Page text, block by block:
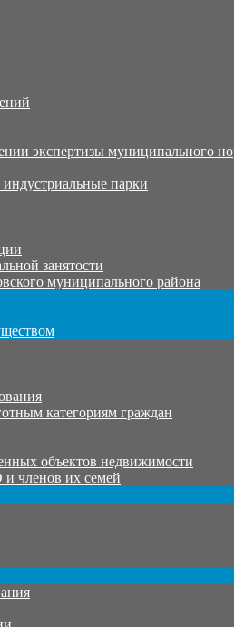
экспертизы муниципального
парки
занятости
муниципального района
категориям граждан
объектов недвижимости
членов их семей